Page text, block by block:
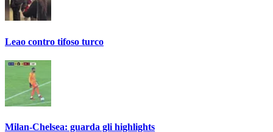
Leao contro tifoso turco
Milan-Chelsea: guarda gli highlights